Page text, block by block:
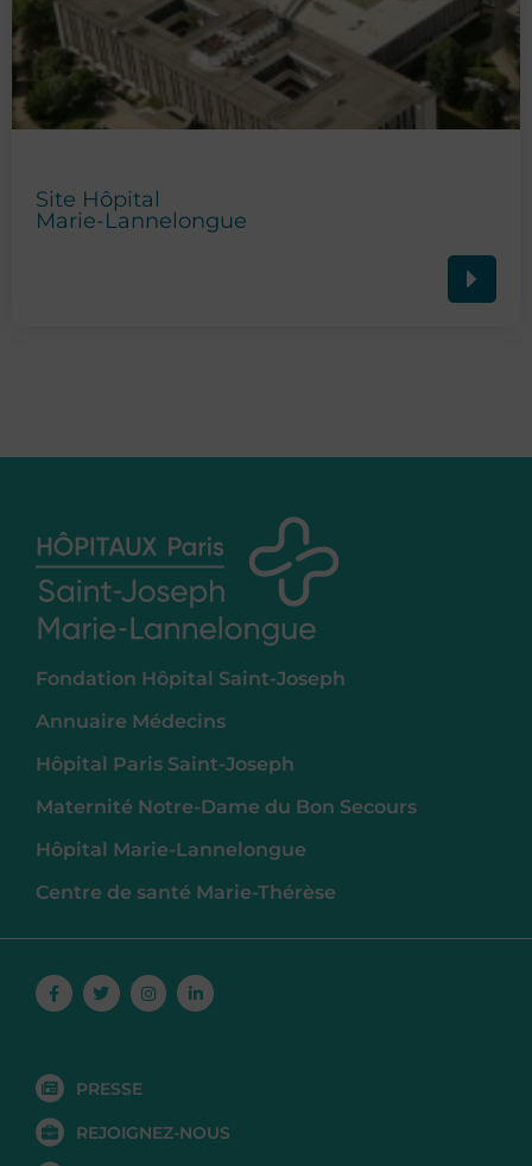
Site Hôpital
Marie-Lannelongue
Fondation Hôpital Saint-Joseph
Annuaire Médecins
Hôpital Paris Saint-Joseph
Maternité Notre-Dame du Bon Secours
Hôpital Marie-Lannelongue
Centre de santé Marie-Thérèse
Facebook-
f
TwitterInstagramLinkedin-
in
PRESSE
REJOIGNEZ-NOUS